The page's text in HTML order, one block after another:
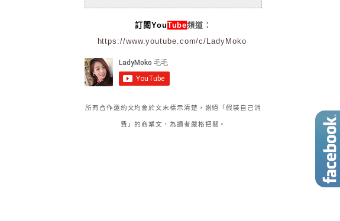
訂閱YouTube頻道：
https://www.youtube.com/c/LadyMoko
所有合作邀約文均會於文末標示清楚，謝絕「假裝自己消
費」的商業文，為讀者嚴格把關。